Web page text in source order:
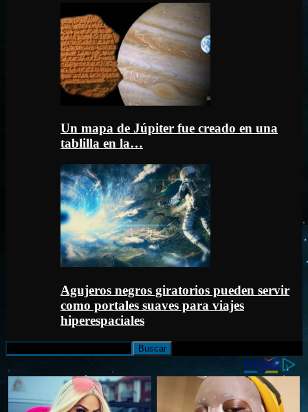
Un mapa de Júpiter fue creado en una
tablilla en la…
Agujeros negros giratorios pueden servir
como portales suaves para viajes
hiperespaciales